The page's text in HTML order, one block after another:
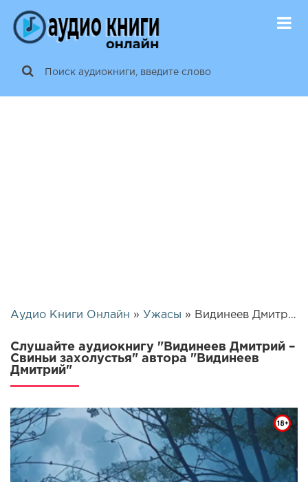
Аудио Книги Онлайн » Ужасы » Видинеев Дмитрий – Свиньи захолустья | 25702
Слушайте аудиокнигу "Видинеев Дмитрий –
Свиньи захолустья" автора "Видинеев
Дмитрий"